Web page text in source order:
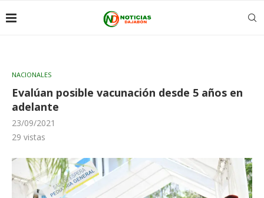
NACIONALES
Evalúan posible vacunación desde 5 años en
adelante
23/09/2021
29 vistas